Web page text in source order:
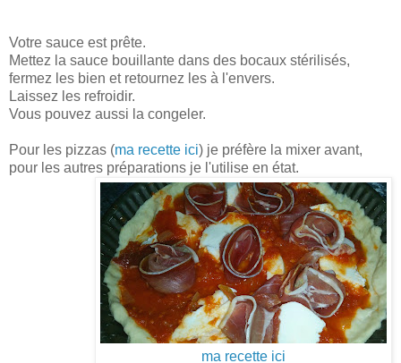
Votre sauce est prête.
Mettez la sauce bouillante dans des bocaux stérilisés,
fermez les bien et retournez les à l'envers.
Laissez les refroidir.
Vous pouvez aussi la congeler.
Pour les pizzas (ma recette ici) je préfère la mixer avant,
pour les autres préparations je l'utilise en état.
ma recette ici